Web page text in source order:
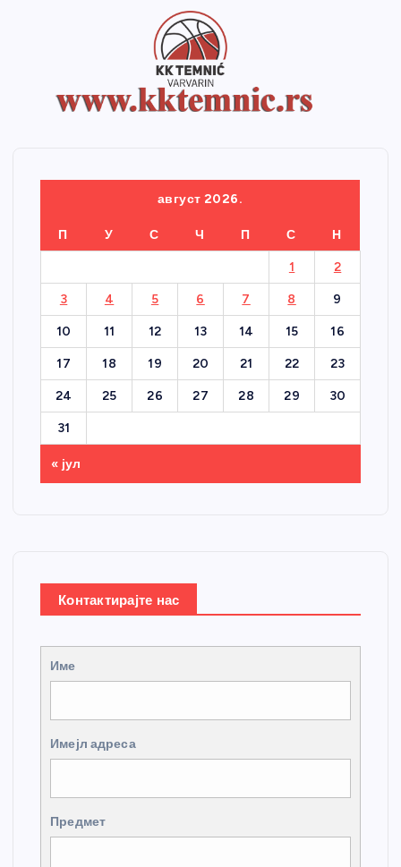
август 2026.
П У С Ч П С Н
1 2
3 4 5 6 7 8 9
10 11 12 13 14 15 16
17 18 19 20 21 22 23
24 25 26 27 28 29 30
31
« јул
Контактирајте нас
Име
Имејл адреса
Предмет